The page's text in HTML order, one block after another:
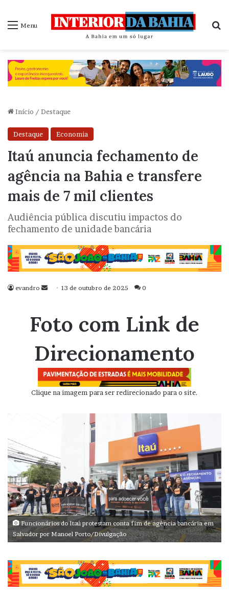
Menu
Início / Destaque
Destaque Economia
Itaú anuncia fechamento de
agência na Bahia e transfere
mais de 7 mil clientes
Audiência pública discutiu impactos do
fechamento de unidade bancária
evandro
Mande
mail
13 de outubro de 2025 0
Foto com Link de
Direcionamento
Clique na imagem para ser redirecionado para o site.
Funcionários do Itaú protestam conta fim de agência bancária em
Salvador por Manoel Porto/Divulgação